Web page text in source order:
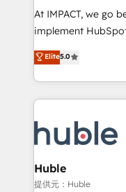
WooCommerce 💲
Netsuite 🤖
the rare Advanced
Accreditation, securely
new HubSpot
CRM Migrations
At IMPACT, we go
implement HubSpot. We teach your team
master it. As the creators of the Endless Customers
System™ (the next
Answer), we’re
entirely around
skills, processes,
attract the right
without outside dependencies.
Set up, audit, and
Elite5.0
Huble
提供元：Huble